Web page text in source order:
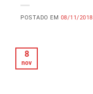
POSTADO EM 08/11/2018
8
nov